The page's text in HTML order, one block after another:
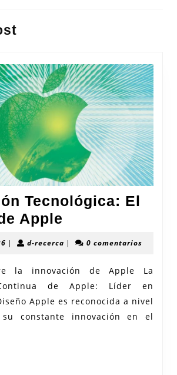
Tecnológica: El
Apple
Tecnológica:
Legado
de
Apple
02| d-recercad-| 0 comentarios
la innovación de Apple La
de Apple: Líder en
Apple es reconocida a nivel
constante innovación en el